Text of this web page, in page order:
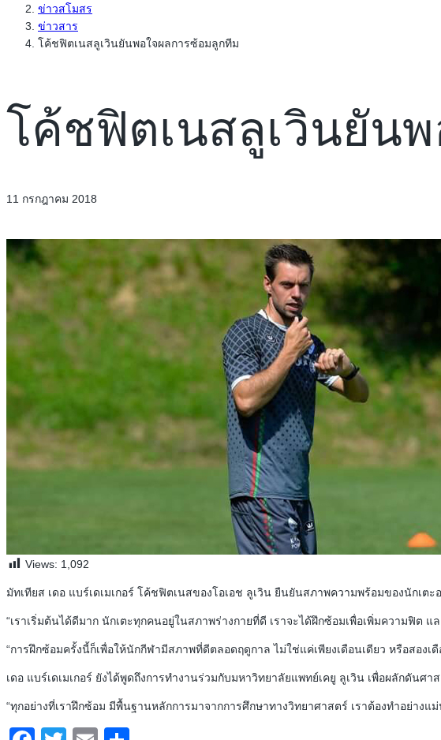
ข่าวสโมสร
ข่าวสาร
โค้ชฟิตเนสลูเวินยันพอใจผลการซ้อมลูกทีม
โค้ชฟิตเนสลูเวินยัน
11 กรกฎาคม 2018
Views: 1,092
มัทเทียส เดอ แบร์เดเมเกอร์ โค้ชฟิตเนสของโอเอช ลูเวิน ยืนยันสภาพความพร้อมของนักเต
“เราเริ่มต้นได้ดีมาก นักเตะทุกคนอยู่ในสภาพร่างกายที่ดี เราจะได้ฝึกซ้อมเพื่อเพิ่มความฟิต แ
“การฝึกซ้อมครั้งนี้ก็เพื่อให้นักกีฬามีสภาพที่ดีตลอดฤดูกาล ไม่ใช่แค่เพียงเดือนเดียว หรือสอ
เดอ แบร์เดเมเกอร์ ยังได้พูดถึงการทำงานร่วมกับมหาวิทยาลัยแพทย์เคยู ลูเวิน เพื่อผลักดันศ
“ทุกอย่างที่เราฝึกซ้อม มีพื้นฐานหลักการมาจากการศึกษาทางวิทยาศาสตร์ เราต้องทำอย่างแ